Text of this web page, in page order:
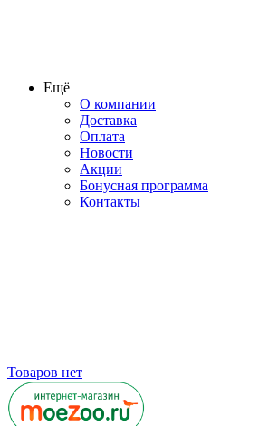
Ещё
О компании
Доставка
Оплата
Новости
Акции
Бонусная программа
Контакты
Товаров нет